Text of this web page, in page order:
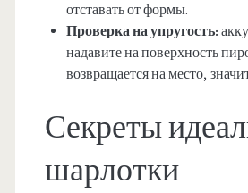
отставать от формы.
Проверка на упругость:
надавите на поверхность
возвращается на место,
Секреты
шарлотки